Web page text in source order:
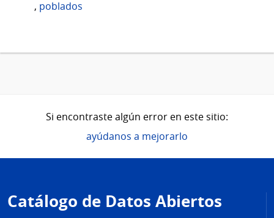
, poblados
Si encontraste algún error en este sitio:
ayúdanos a mejorarlo
de
página
Catálogo de Datos Abiertos